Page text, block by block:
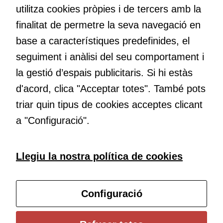
Educació
Com deia Josep Pallach, l’educació és una palanca per a la
transformació. Volem contribuir a millorar-la impulsant
metodologies docents actives i ambients d’aprenentatge
dinàmics.
Configura les cookies
utilitza cookies pròpies i de tercers amb la
finalitat de permetre la seva navegació en
base a característiques predefinides, el
seguiment i anàlisi del seu comportament i
la gestió d’espais publicitaris. Si hi estàs
d'acord, clica "Acceptar totes". També pots
triar quin tipus de cookies acceptes clicant
a "Configuració".
Llegiu la nostra política de cookies
Configuració
aquestes
cookies,
algunes
funcionalitats
desapareixeran
del lloc web.
Cookies de
publicitaris
relacionats
l'usuari, bé
directament,
bé per mitjà